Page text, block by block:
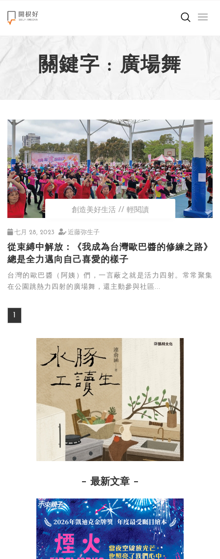
來點正能量
世界在想什麼
創造美好生活
職場商業經濟
影片專區
關於我們
關鍵字 : 廣場舞
創造美好生活 輕閱讀
七月 28, 2023 近藤弥生子
從束縛中解放：《我成為台灣歐巴醬的修練之路》
總是全力邁向自己喜愛的樣子
台灣的歐巴醬（阿姨）們，一言蔽之就是活力四射。常常聚集
在公園跳熱力四射的廣場舞，還主動參與社區...
1
最新文章